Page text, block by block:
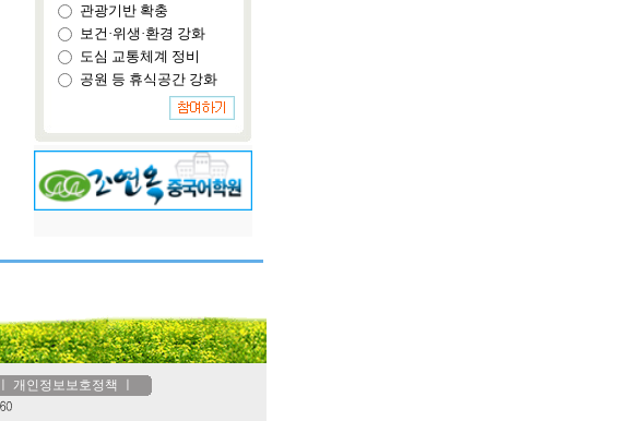
관광기반 확충
보건·위생·환경 강화
도심 교통체계 정비
공원 등 휴식공간 강화
개인정보보호정책